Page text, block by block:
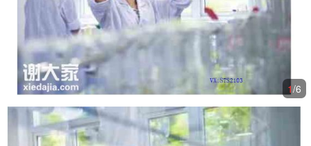
1/6